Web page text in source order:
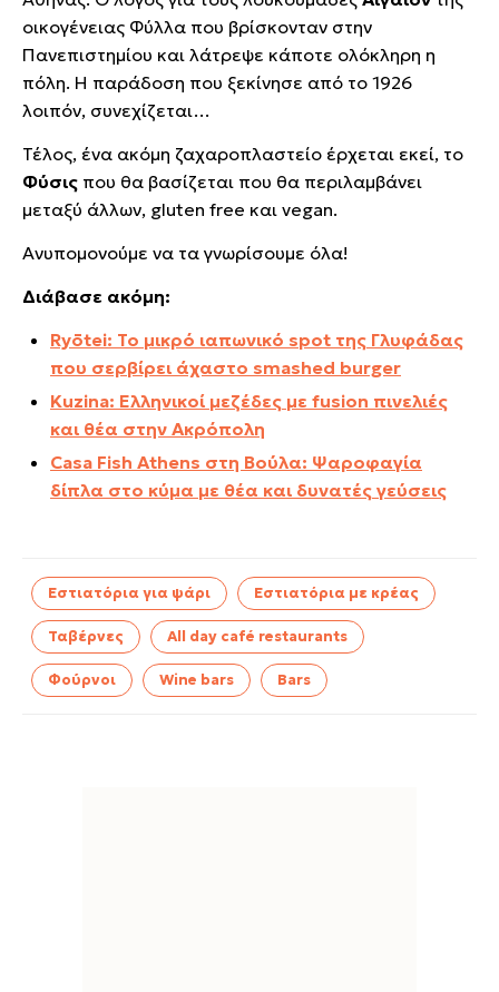
οικογένειας Φύλλα που βρίσκονταν στην
Πανεπιστημίου και λάτρεψε κάποτε ολόκληρη η
πόλη. Η παράδοση που ξεκίνησε από το 1926
λοιπόν, συνεχίζεται…
Τέλος, ένα ακόμη ζαχαροπλαστείο έρχεται εκεί, το
Φύσις που θα βασίζεται που θα περιλαμβάνει
μεταξύ άλλων, gluten free και vegan.
Ανυπομονούμε να τα γνωρίσουμε όλα!
Διάβασε ακόμη:
Ryōtei: Το μικρό ιαπωνικό spot της Γλυφάδας
που σερβίρει άχαστο smashed burger
Kuzina: Ελληνικοί μεζέδες με fusion πινελιές
και θέα στην Ακρόπολη
Casa Fish Athens στη Βούλα: Ψαροφαγία
δίπλα στο κύμα με θέα και δυνατές γεύσεις
Εστιατόρια για ψάρι Εστιατόρια με κρέας
Ταβέρνες All day café restaurants
Φούρνοι Wine bars Bars